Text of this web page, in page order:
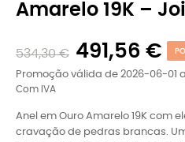
Amarelo 19K –
534,30 € 491,56 €
Promoção válida de 2026-06-01
Com IVA
Anel em Ouro Amarelo 19K com
cravação de pedras brancas.